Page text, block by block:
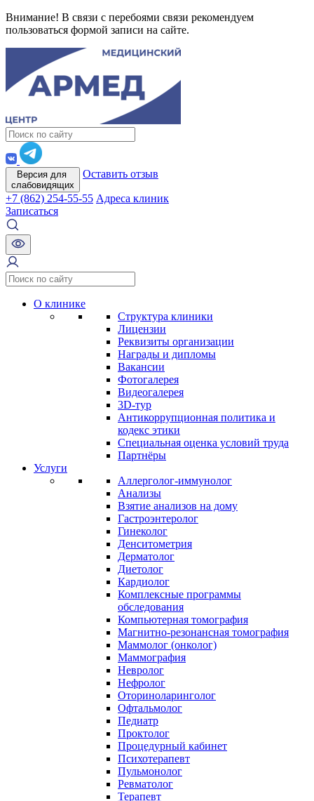
Внимание! В связи с перебоями связи рекомендуем
пользоваться формой записи на сайте.
Версия для
слабовидящих
Оставить отзыв
+7 (862) 254-55-55 Адреса клиник
Записаться
О клинике
Структура клиники
Лицензии
Реквизиты организации
Награды и дипломы
Вакансии
Фотогалерея
Видеогалерея
3D-тур
Антикоррупционная политика и
кодекс этики
Специальная оценка условий труда
Партнёры
Услуги
Аллерголог-иммунолог
Анализы
Взятие анализов на дому
Гастроэнтеролог
Гинеколог
Денситометрия
Дерматолог
Диетолог
Кардиолог
Комплексные программы
обследования
Компьютерная томография
Магнитно-резонансная томография
Маммолог (онколог)
Маммография
Невролог
Нефролог
Оториноларинголог
Офтальмолог
Педиатр
Проктолог
Процедурный кабинет
Психотерапевт
Пульмонолог
Ревматолог
Терапевт